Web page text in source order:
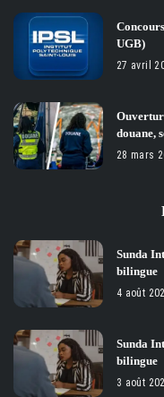
UGB)
27 avril
douane,
28 mars
Sunda
bilingue
4 août
Sunda
bilingue
3 août